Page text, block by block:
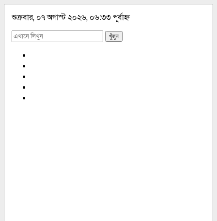
শুক্রবার, ০৭ অগাস্ট ২০২৬, ০৬:৩৩ পূর্বাহ্ন
খুঁজুন